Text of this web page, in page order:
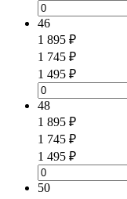
46
1 895 ₽
1 745 ₽
1 495 ₽
48
1 895 ₽
1 745 ₽
1 495 ₽
50